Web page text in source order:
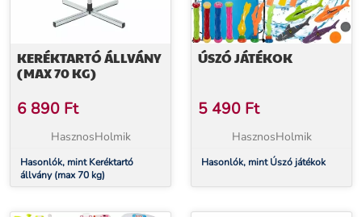
KERÉKTARTÓ ÁLLVÁNY
(MAX 70 KG)
6 890 Ft
HasznosHolmik
Hasonlók, mint Keréktartó
állvány (max 70 kg)
ÚSZÓ JÁTÉKOK
5 490 Ft
HasznosHolmik
Hasonlók, mint Úszó játékok